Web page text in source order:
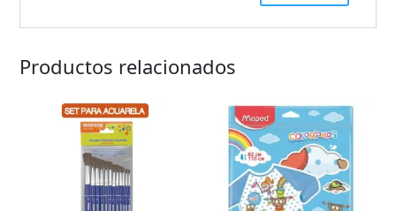
Productos relacionados